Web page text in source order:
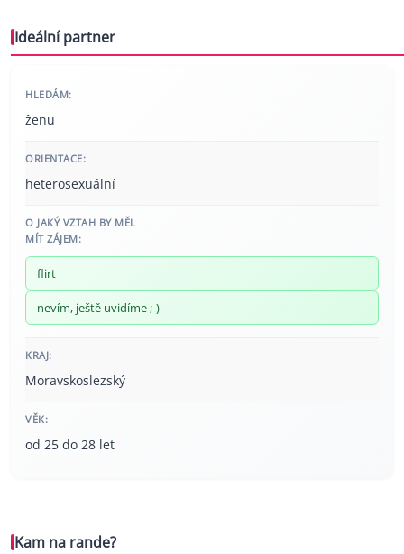
Ideální partner
HLEDÁM:
ženu
ORIENTACE:
heterosexuální
O JAKÝ VZTAH BY MĚL
MÍT ZÁJEM:
flirt
nevím, ještě uvidíme ;-)
KRAJ:
Moravskoslezský
VĚK:
od 25 do 28 let
Kam na rande?